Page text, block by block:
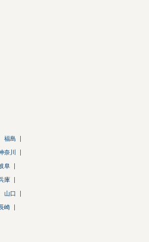
福島
奈川
阜
庫
山口
崎